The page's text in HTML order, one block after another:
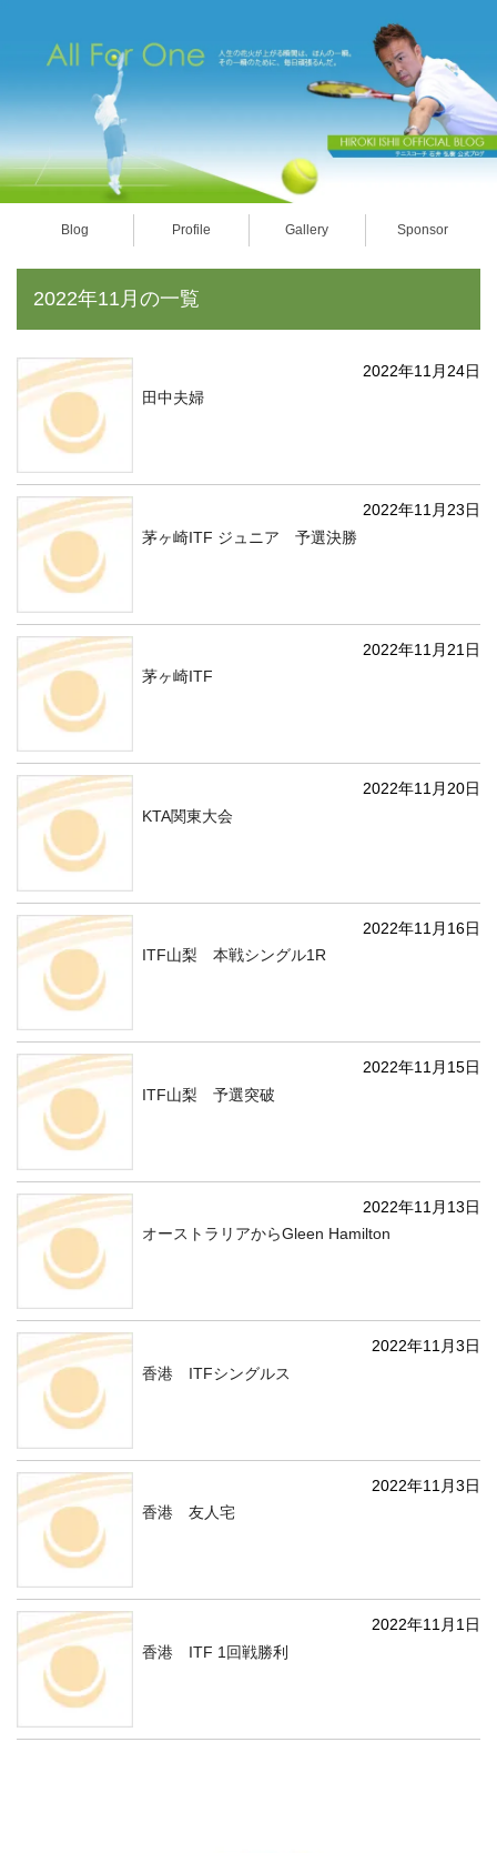
Blog Profile Gallery Sponsor
2022年11月の一覧
2022年11月24日
田中夫婦
2022年11月23日
茅ヶ崎ITF ジュニア 予選決勝
2022年11月21日
茅ヶ崎ITF
2022年11月20日
KTA関東大会
2022年11月16日
ITF山梨 本戦シングル1R
2022年11月15日
ITF山梨 予選突破
2022年11月13日
オーストラリアからGleen Hamilton
2022年11月3日
香港 ITFシングルス
2022年11月3日
香港 友人宅
2022年11月1日
香港 ITF 1回戦勝利